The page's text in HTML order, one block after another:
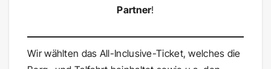
Partner!
Wir wählten das All-Inclusive-Ticket, welches die